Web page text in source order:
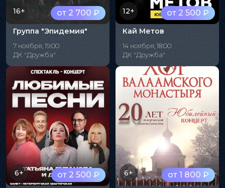
от 2 700 ₽
16+
Группа "Эпидемия"
7 ноября, 19:00
ДК "Дружба"
от 2 500 ₽
12+
Кай Метов
14 ноября, 18:00
ДК "Дружба"
от 2 500 ₽
6+ от 1 800 ₽
6+